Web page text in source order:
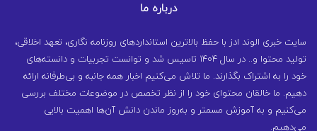
درباره ما
سایت خبری الوند ادز با حفظ بالاترین استانداردهای روزنامه نگاری، تعهد اخلاقی،
تولید محتوا و.. در سال ۱۴۰۴ تاسیس شد و توانست تجربیات و دانسته‌های
خود را به اشتراک بگذارند. ما تلاش می‌کنیم اخبار همه جانبه و بی‌طرفانه ارائه
دهیم. ما خالقان محتوای خود را از نظر تخصص در موضوعات مختلف بررسی
می‌کنیم و به آموزش مسمتر و به‌روز ماندن دانش آن‌ها اهمیت بالایی
می‌دهیم.